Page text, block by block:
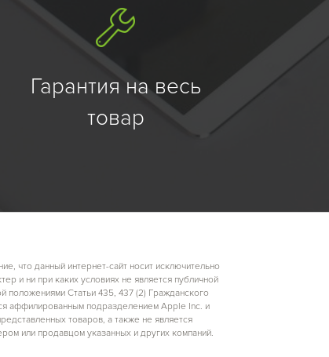
Гарантия на весь
товар
что данный интернет-сайт носит исключительно
и ни при каких условиях не является публичной
положениями Статьи 435, 437 (2) Гражданского
аффилированным подразделением Apple Inc. и
товаров, а также не является
или продавцом указанных и других компаний.